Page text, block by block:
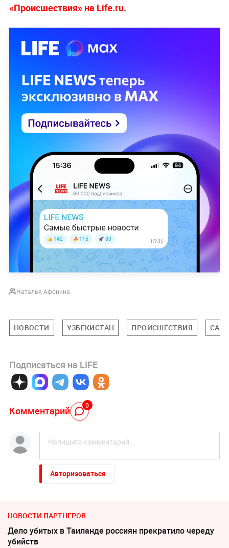
«Происшествия» на Life.ru.
Наталья Афонина
НОВОСТИ УЗБЕКИСТАН ПРОИСШЕСТВИЯ
Подписаться на LIFE
Комментарий 0
Авторизоваться
НОВОСТИ ПАРТНЕРОВ
Дело убитых в Таиланде россиян прекратило череду
убийств